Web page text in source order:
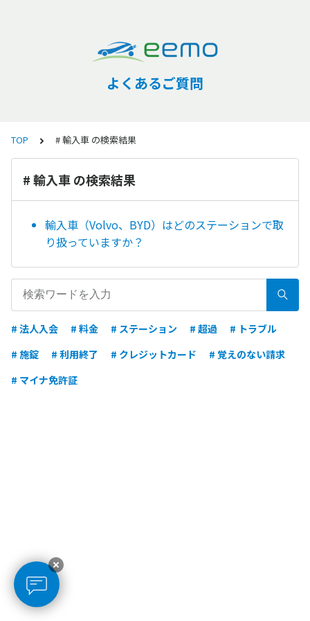
よくあるご質問
TOP # 輸入車 の検索結果
# 輸入車 の検索結果
輸入車（Volvo、BYD）はどのステーションで取
り扱っていますか？
# 法人入会 # 料金 # ステーション # 超過
# トラブル
# 施錠
# 利用終了 # クレジットカード
# 覚えのない請求
# マイナ免許証